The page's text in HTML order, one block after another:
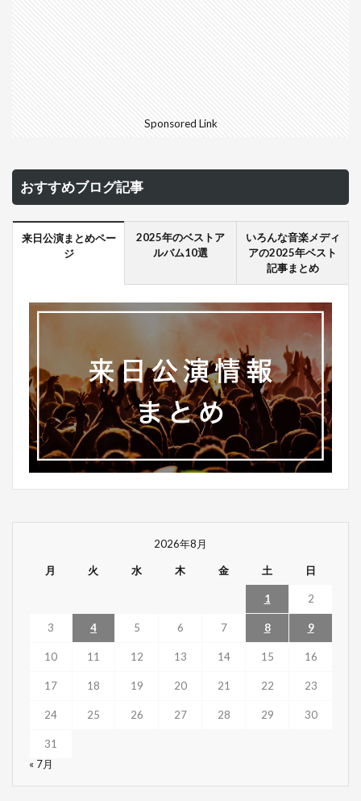
Sponsored Link
おすすめブログ記事
来日公演まとめペー
ジ
2025年のベストア
ルバム10選
いろんな音楽メディ
アの2025年ベスト
記事まとめ
2026年8月
月 火 水 木 金 土 日
1 2
3 4 5 6 7 8 9
10 11 12 13 14 15 16
17 18 19 20 21 22 23
24 25 26 27 28 29 30
31
« 7月